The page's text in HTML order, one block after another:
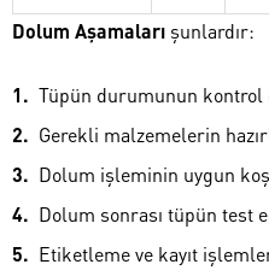
Dolum Aşamaları şunlardır:
Tüpün durumunun kontrol
Gerekli malzemelerin
Dolum işleminin uygun
Dolum sonrası tüpün test
Etiketleme ve kayıt